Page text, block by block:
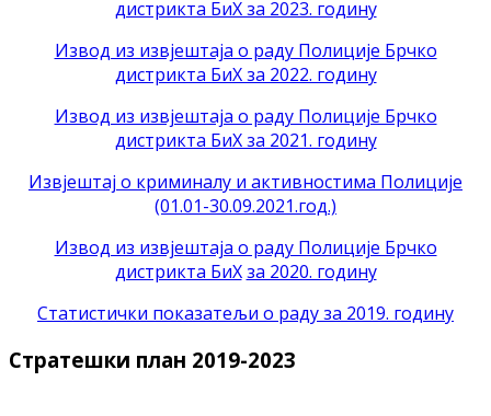
дистрикта БиХ за 2023. годину
Извод из извјештаја о раду Полиције Брчко
дистрикта БиХ за 2022. годину
Извод из извјештаја о раду Полиције Брчко
дистрикта БиХ за 2021. годину
Извјештај о криминалу и активностима Полиције
(01.01-30.09.2021.год.)
Извод из извјештаја о раду Полиције Брчко
дистрикта БиХ за 2020. годину
Статистички показатељи о раду за 2019. годину
Стратешки план 2019-2023